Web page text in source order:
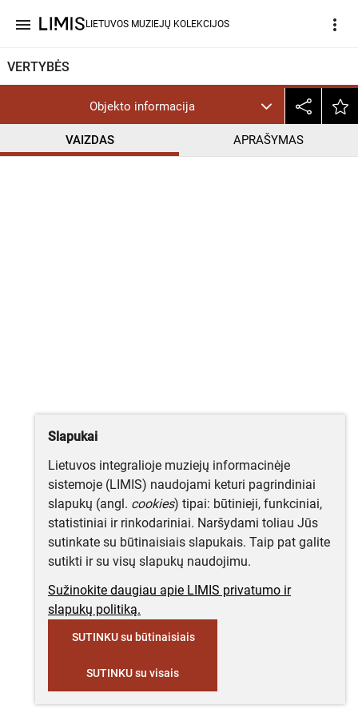
menu LIETUVOS MUZIEJŲ KOLEKCIJOS more_vert
VERTYBĖS
Objekto informacija
VAIZDAS APRAŠYMAS
Slapukai
Lietuvos integralioje muziejų informacinėje
sistemoje (LIMIS) naudojami keturi pagrindiniai
slapukų (angl. cookies) tipai: būtinieji, funkciniai,
statistiniai ir rinkodariniai. Naršydami toliau Jūs
sutinkate su būtinaisiais slapukais. Taip pat galite
sutikti ir su visų slapukų naudojimu.
Sužinokite daugiau apie LIMIS privatumo ir
slapukų politiką.
SUTINKU su būtinaisiais
SUTINKU su visais